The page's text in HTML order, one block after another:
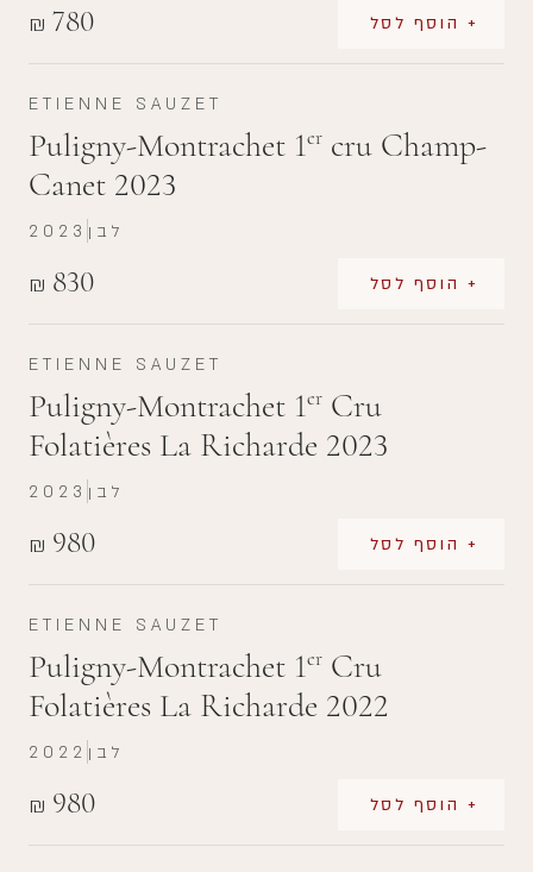
₪ 780 + הוסף לסל
ETIENNE SAUZET
Puligny-Montrachet 1er cru Champ-
Canet 2023
₪ 830 + הוסף לסל
2023 לבן
ETIENNE SAUZET
Puligny-Montrachet 1er Cru
Folatières La Richarde 2023
₪ 980 + הוסף לסל
2023 לבן
ETIENNE SAUZET
Puligny-Montrachet 1er Cru
Folatières La Richarde 2022
₪ 980 + הוסף לסל
2022 לבן